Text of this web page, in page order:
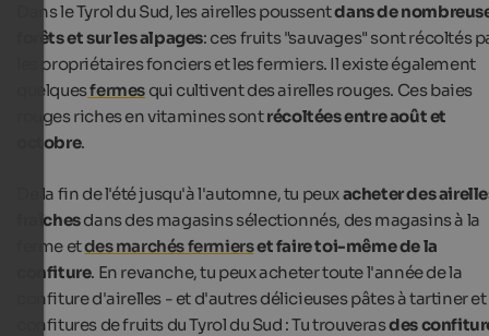
Dans le Tyrol du Sud, les airelles poussentdans de
forêts et sur les alpages: ces fruits "sauvages" sont récoltés
les propriétaires fonciers et les fermiers. Il existe également
quelquesfermes qui cultivent des airelles rouges. Ces baies
rouges riches en vitamines sontrécoltéesentre août et
octobre.
De la fin de l'été jusqu'à l'automne, tu peuxacheter des
fraîchesdans des magasins sélectionnés, des magasins à la
ferme etdes marchés fermierset faire toi-même de la
confiture. En revanche, tu peux acheter toute l'année de la
confiture d'airelles - et d'autres délicieuses pâtes à tartiner et
confitures de fruits du Tyrol du Sud : Tu trouverasdes